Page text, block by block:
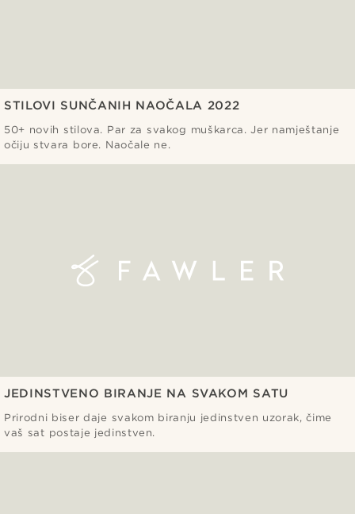
STILOVI SUNČANIH NAOČALA 2022
50+ novih stilova. Par za svakog muškarca. Jer namještanje
očiju stvara bore. Naočale ne.
JEDINSTVENO BIRANJE NA SVAKOM SATU
Prirodni biser daje svakom biranju jedinstven uzorak, čime
vaš sat postaje jedinstven.